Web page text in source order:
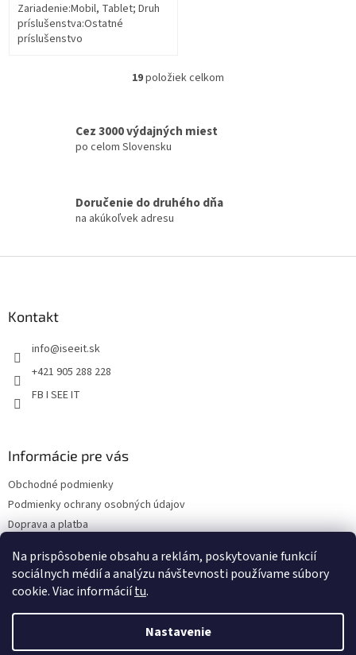
Na prispôsobenie obsahu a reklám, poskytovanie funkcií
sociálnych médií a analýzu návštevnosti používame súbory
cookie. Viac informáciítu.
Nastavenie
Zariadenie:Mobil, Tablet; Druh
príslušenstva:Ostatné
príslušenstvo
O
á
e
19položiek celkom
Cez 3000 výdajných miest
po celom Slovensku
Doručenie do druhého dňa
na akúkoľvek adresu
Kontakt
info@iseeit.sk
+421 905 288 228
FB I SEE IT
Informácie pre vás
Obchodné podmienky
Podmienky ochrany osobných údajov
Doprava a platba
Kontakty